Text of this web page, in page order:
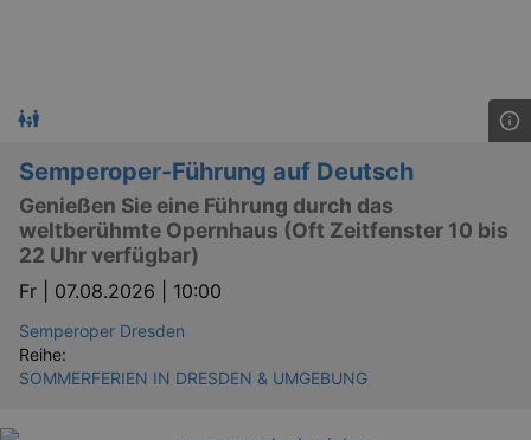
Semperoper-Führung auf Deutsch
Genießen Sie eine Führung durch das
weltberühmte Opernhaus (Oft Zeitfenster 10 bis
22 Uhr verfügbar)
Fr | 07.08.2026 | 10:00
Semperoper Dresden
Reihe:
SOMMERFERIEN IN DRESDEN & UMGEBUNG